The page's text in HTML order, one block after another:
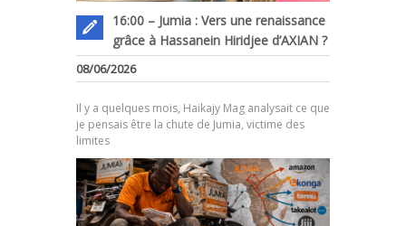
16:00 – Jumia : Vers une renaissance
grâce à Hassanein Hiridjee d’AXIAN ?
08/06/2026
Il y a quelques mois, Haikajy Mag analysait ce que
je pensais être la chute de Jumia, victime des
limites